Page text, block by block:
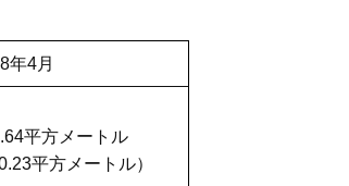
年4月
平方メートル
平方メートル）